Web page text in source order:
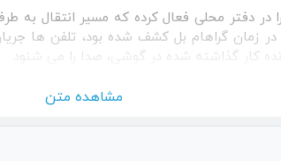
دفتر محلی فعال کرده که مسیر انتقال به
در زمان گراهام بل کشف شده بود، تلفن ها
کار گذاشته شده در گوشی، صدا را می شنود.
در سال 1947، سیم پیچ‌های فلزی و سایر
همچنین امکان معرفی تعدادی از ویژگی‌های
مشاهده متن